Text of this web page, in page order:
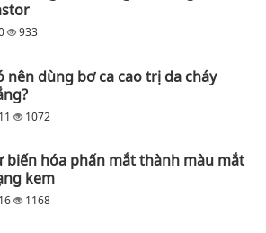
933
nên dùng bơ ca cao trị da cháy
1072
biến hóa phấn mắt thành màu mắt
kem
1168